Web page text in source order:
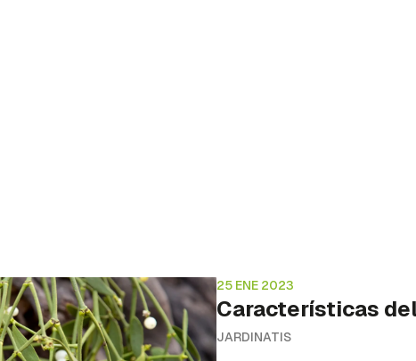
25 ENE 2023
Características
JARDINATIS